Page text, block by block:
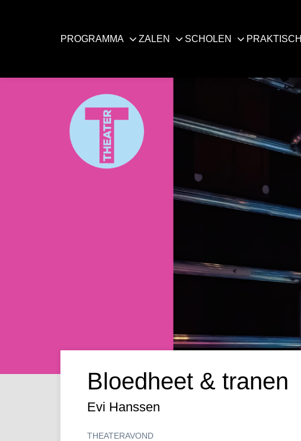
PROGRAMMA ZALEN SCHOLEN PRAKTISCH
Bloedheet & tranen
Evi Hanssen
THEATERAVOND